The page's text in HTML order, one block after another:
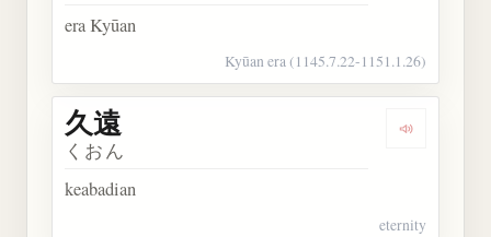
era Kyūan
Kyūan era (1145.7.22-1151.1.26)
Dengarkan
久遠
くおん
keabadian
eternity